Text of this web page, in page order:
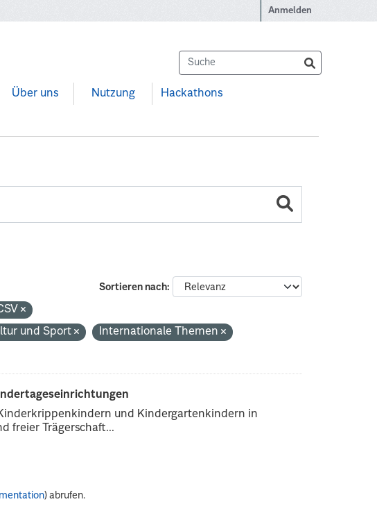
Anmelden
Über uns Nutzung Hackathons
Sortieren nach
und Sport
Internationale Themen
und Kindergartenkindern in
freier Trägerschaft...
) abrufen.